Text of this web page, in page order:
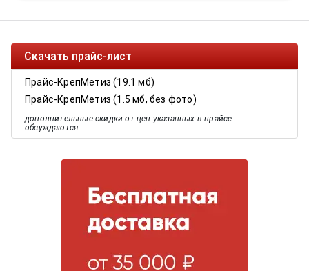
Скачать прайс-лист
Прайс-КрепМетиз (19.1 мб)
Прайс-КрепМетиз (1.5 мб, без фото)
дополнительные скидки от цен указанных в прайсе
обсуждаются.